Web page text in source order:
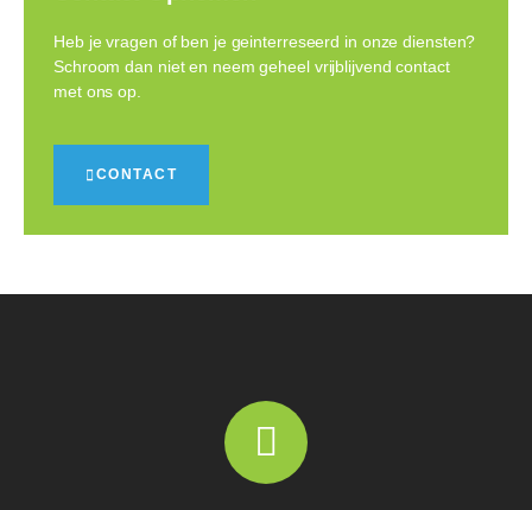
Heb je vragen of ben je geinterreseerd in onze diensten?
Schroom dan niet en neem geheel vrijblijvend contact
met ons op.
CONTACT